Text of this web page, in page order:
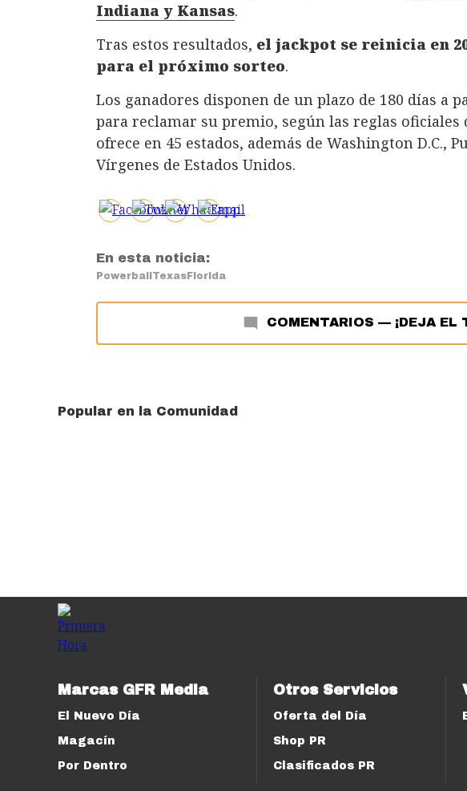
Indiana y Kansas.
Tras estos resultados, el jackpot se reinicia en
para el próximo sorteo.
Los ganadores disponen de un plazo de 180 días a
para reclamar su premio, según las reglas oficiales
ofrece en 45 estados, además de Washington D.C.,
Vírgenes de Estados Unidos.
En esta noticia:
PowerballTexasFlorida
COMENTARIOS — ¡DEJA EL
Popular en la Comunidad
Marcas GFR Media
El Nuevo Día
Magacín
Por Dentro
Otros Servicios
Oferta del Día
Shop PR
Clasificados PR